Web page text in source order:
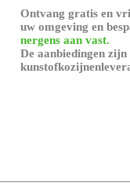
Ontvang gratis en
uw omgeving en
nergens aan vast.
De aanbiedingen